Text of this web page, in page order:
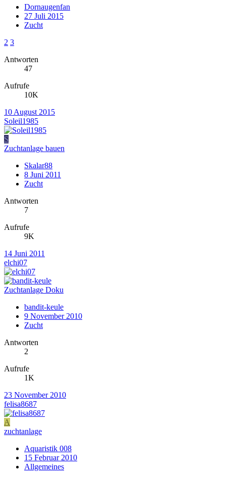
Dornaugenfan
27 Juli 2015
Zucht
2 3
Antworten
47
Aufrufe
10K
10 August 2015
Soleil1985
S
Zuchtanlage bauen
Skalar88
8 Juni 2011
Zucht
Antworten
7
Aufrufe
9K
14 Juni 2011
elchi07
Zuchtanlage Doku
bandit-keule
9 November 2010
Zucht
Antworten
2
Aufrufe
1K
23 November 2010
felisa8687
A
zuchtanlage
Aquaristik 008
15 Februar 2010
Allgemeines